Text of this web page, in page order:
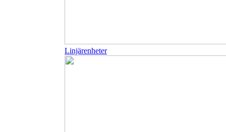
Linjärenheter